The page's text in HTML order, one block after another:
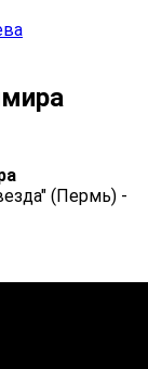
(Пермь) -